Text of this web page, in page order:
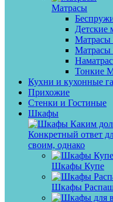
Матрасы
Детские
Матрасы
Матрасы
Тонкие
Кухни и кухонные
Прихожие
Стенки и Гостиные
Шкафы
Каким
Конкретный ответ
своим, однако
Шкафы Купе
Шкафы